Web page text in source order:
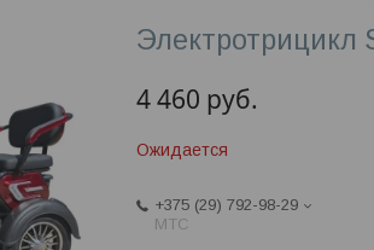
Электротрицикл
4 460 руб.
Ожидается
+375 (29) 792-98-29
МТС